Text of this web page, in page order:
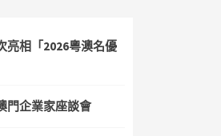
亮相「2026粵澳名優
門企業家座談會